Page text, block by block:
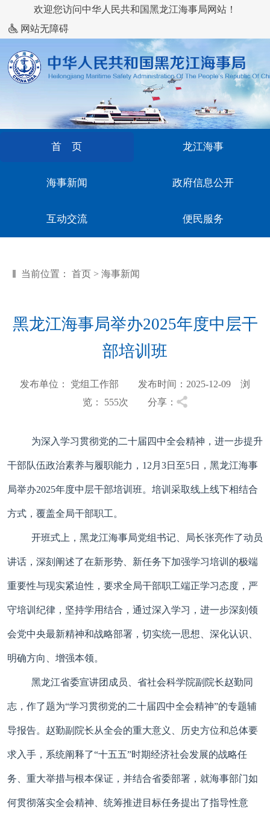
欢迎您访问中华人民共和国黑龙江海事局网站！
网站无障碍
首 页 龙江海事
海事新闻 政府信息公开
互动交流 便民服务
当前位置： 首页 > 海事新闻
黑龙江海事局举办2025年度中层干
部培训班
发布单位： 党组工作部 发布时间：2025-12-09 浏
览： 555次 分享：
为深入学习贯彻党的二十届四中全会精神，进一步提升
干部队伍政治素养与履职能力，12月3日至5日，黑龙江海事
局举办2025年度中层干部培训班。培训采取线上线下相结合
方式，覆盖全局干部职工。
开班式上，黑龙江海事局党组书记、局长张亮作了动员
讲话，深刻阐述了在新形势、新任务下加强学习培训的极端
重要性与现实紧迫性，要求全局干部职工端正学习态度，严
守培训纪律，坚持学用结合，通过深入学习，进一步深刻领
会党中央最新精神和战略部署，切实统一思想、深化认识、
明确方向、增强本领。
黑龙江省委宣讲团成员、省社会科学院副院长赵勤同
志，作了题为“学习贯彻党的二十届四中全会精神”的专题辅
导报告。赵勤副院长从全会的重大意义、历史方位和总体要
求入手，系统阐释了“十五五”时期经济社会发展的战略任
务、重大举措与根本保证，并结合省委部署，就海事部门如
何贯彻落实全会精神、统筹推进目标任务提出了指导性意